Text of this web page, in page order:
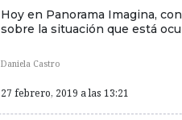
Hoy en Panorama Imagina,
sobre la situación que está
Daniela Castro
27 febrero, 2019 a las 13:21